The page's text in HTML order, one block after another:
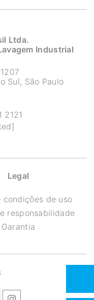
Ltda.
Industrial
Sul, São Paulo
2121
Legal
condições de uso
responsabilidade
Garantia